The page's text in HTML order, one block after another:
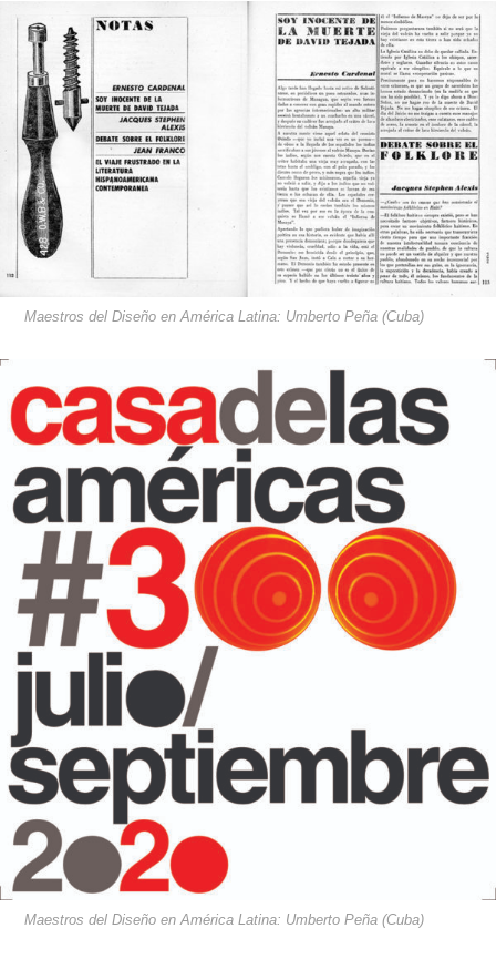
Maestros del Diseño en América Latina: Umberto Peña (Cuba)
Maestros del Diseño en América Latina: Umberto Peña (Cuba)